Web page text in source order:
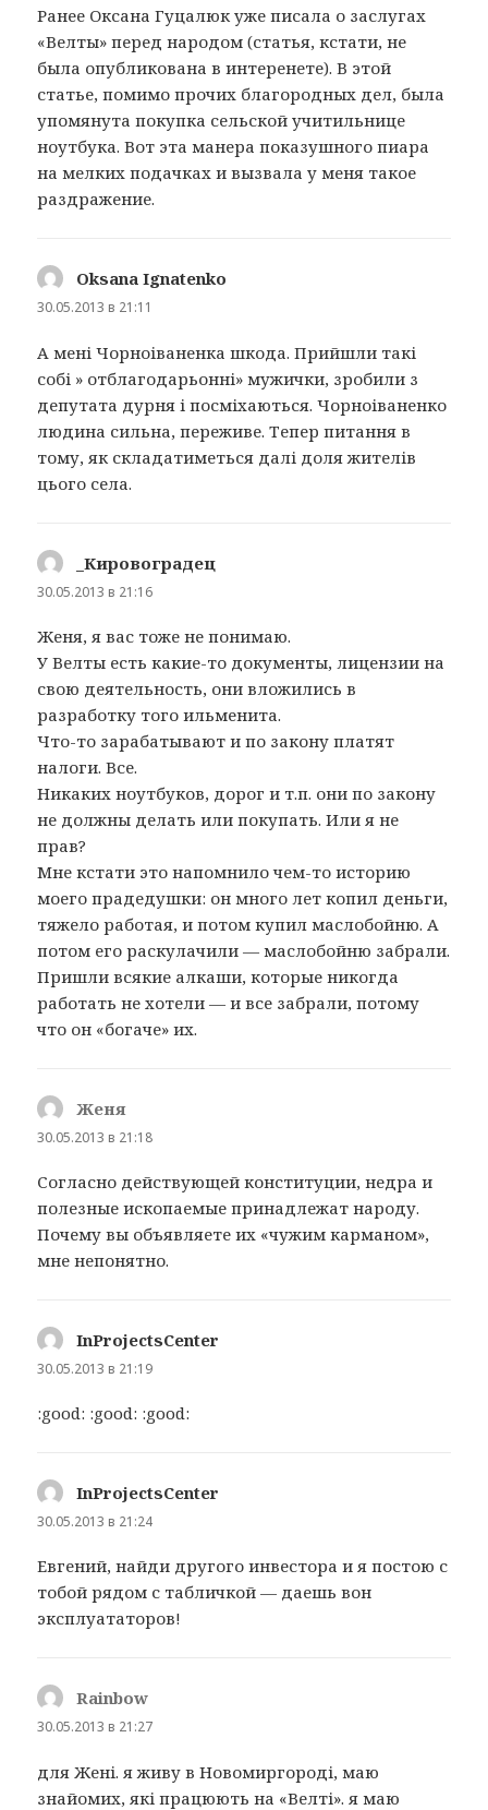
Ранее Оксана Гуцалюк уже писала о заслугах
«Велты» перед народом (статья, кстати, не
была опубликована в интеренете). В этой
статье, помимо прочих благородных дел, была
упомянута покупка сельской учитильнице
ноутбука. Вот эта манера показушного пиара
на мелких подачках и вызвала у меня такое
раздражение.
Oksana Ignatenko
30.05.2013 в 21:11
А мені Чорноіваненка шкода. Прийшли такі
собі » отблагодарьонні» мужички, зробили з
депутата дурня і посміхаються. Чорноіваненко
людина сильна, переживе. Тепер питання в
тому, як складатиметься далі доля жителів
цього села.
_Кировоградец
30.05.2013 в 21:16
Женя, я вас тоже не понимаю.
У Велты есть какие-то документы, лицензии на
свою деятельность, они вложились в
разработку того ильменита.
Что-то зарабатывают и по закону платят
налоги. Все.
Никаких ноутбуков, дорог и т.п. они по закону
не должны делать или покупать. Или я не
прав?
Мне кстати это напомнило чем-то историю
моего прадедушки: он много лет копил деньги,
тяжело работая, и потом купил маслобойню. А
потом его раскулачили — маслобойню забрали.
Пришли всякие алкаши, которые никогда
работать не хотели — и все забрали, потому
что он «богаче» их.
Женя
30.05.2013 в 21:18
Согласно действующей конституции, недра и
полезные ископаемые принадлежат народу.
Почему вы объявляете их «чужим карманом»,
мне непонятно.
InProjectsCenter
30.05.2013 в 21:19
:good: :good: :good:
InProjectsCenter
30.05.2013 в 21:24
Евгений, найди другого инвестора и я постою с
тобой рядом с табличкой — даешь вон
эксплуататоров!
Rainbow
30.05.2013 в 21:27
для Жені. я живу в Новомиргороді, маю
знайомих, які працюють на «Велті». я маю